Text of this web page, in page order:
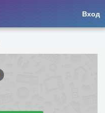
Вход